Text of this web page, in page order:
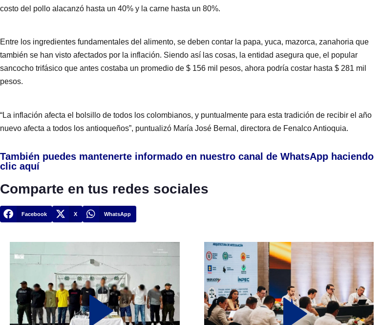
costo del pollo alacanzó hasta un 40% y la carne hasta un 80%.
Entre los ingredientes fundamentales del alimento, se deben contar la papa, yuca, mazorca, zanahoria que
también se han visto afectados por la inflación. Siendo así las cosas, la entidad asegura que, el popular
sancocho trifásico que antes costaba un promedio de $ 156 mil pesos, ahora podría costar hasta $ 281 mil
pesos.
“La inflación afecta el bolsillo de todos los colombianos, y puntualmente para esta tradición de recibir el año
nuevo afecta a todos los antioqueños”, puntualizó María José Bernal, directora de Fenalco Antioquia.
También puedes mantenerte informado en nuestro canal de WhatsApp haciendo
clic aquí
Comparte en tus redes sociales
Facebook X WhatsApp